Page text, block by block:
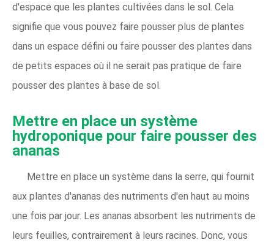
d'espace que les plantes cultivées dans le sol. Cela
signifie que vous pouvez faire pousser plus de plantes
dans un espace défini ou faire pousser des plantes dans
de petits espaces où il ne serait pas pratique de faire
pousser des plantes à base de sol.
Mettre en place un système
hydroponique pour faire pousser des
ananas
Mettre en place un système dans la serre, qui fournit
aux plantes d'ananas des nutriments d'en haut au moins
une fois par jour. Les ananas absorbent les nutriments de
leurs feuilles, contrairement à leurs racines. Donc, vous